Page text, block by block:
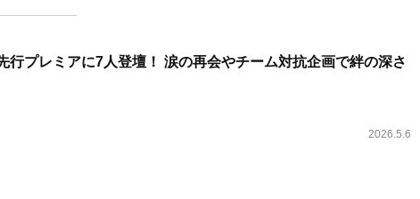
行プレミアに7人登壇！ 涙の再会やチーム対抗企画で絆の深さ
2026.5.6